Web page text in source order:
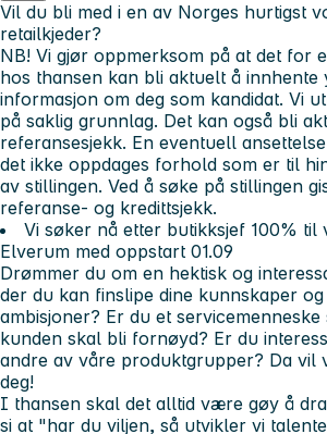
Vil du bli med i en av Norges hurtigst
retailkjeder?
NB! Vi gjør oppmerksom på at det for
hos thansen kan bli aktuelt å innhente
informasjon om deg som kandidat. Vi
på saklig grunnlag. Det kan også bli
referansesjekk. En eventuell
det ikke oppdages forhold som er til
av stillingen. Ved å søke på stillingen
referanse- og kredittsjekk.
Vi søker nå etter butikksjef 100% til
Elverum med oppstart 01.09
Drømmer du om en hektisk og
der du kan finslipe dine kunnskaper
ambisjoner? Er du et
kunden skal bli fornøyd? Er du
andre av våre produktgrupper? Da vil
deg!
I thansen skal det alltid være gøy å
si at "har du viljen, så utvikler vi